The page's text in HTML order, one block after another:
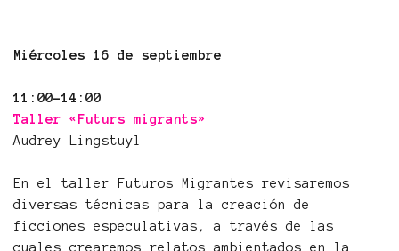
Miércoles 16 de septiembre
11:00-14:00
Taller «Futurs migrants»
Audrey Lingstuyl
En el taller Futuros Migrantes revisaremos
diversas técnicas para la creación de
ficciones especulativas, a través de las
cuales crearemos relatos ambientados en la